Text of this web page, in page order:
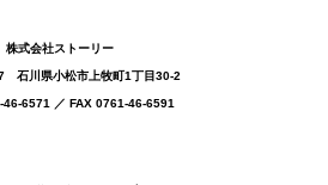
株式会社ストーリー
⽯川県⼩松市上牧町1丁目30-2
6571 ／ FAX 0761-46-6591